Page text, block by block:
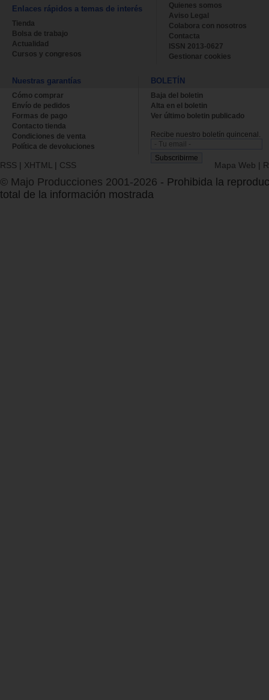
Enlaces rápidos a temas de interés
Tienda
Bolsa de trabajo
Actualidad
Cursos y congresos
Quienes somos
Aviso Legal
Colabora con nosotros
Contacta
ISSN 2013-0627
Gestionar cookies
Nuestras garantías
Cómo comprar
Envío de pedidos
Formas de pago
Contacto tienda
Condiciones de venta
Política de devoluciones
BOLETÍN
Baja del boletin
Alta en el boletin
Ver último boletin publicado
Recibe nuestro boletín quincenal.
RSS | XHTML | CSS Mapa Web |
© Majo Producciones 2001-2026 - Prohibida la
total de la información mostrada